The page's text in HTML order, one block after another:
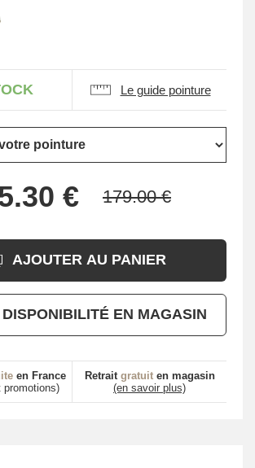
Le guide pointure
AJOUTER AU PANIER
EN MAGASIN
en France
promotions)
Retrait gratuiten magasin
(en savoir plus)